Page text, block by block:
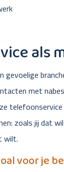
als
gevoelige
met
telefoonservice
zoals jij dat
wilt.
voor je